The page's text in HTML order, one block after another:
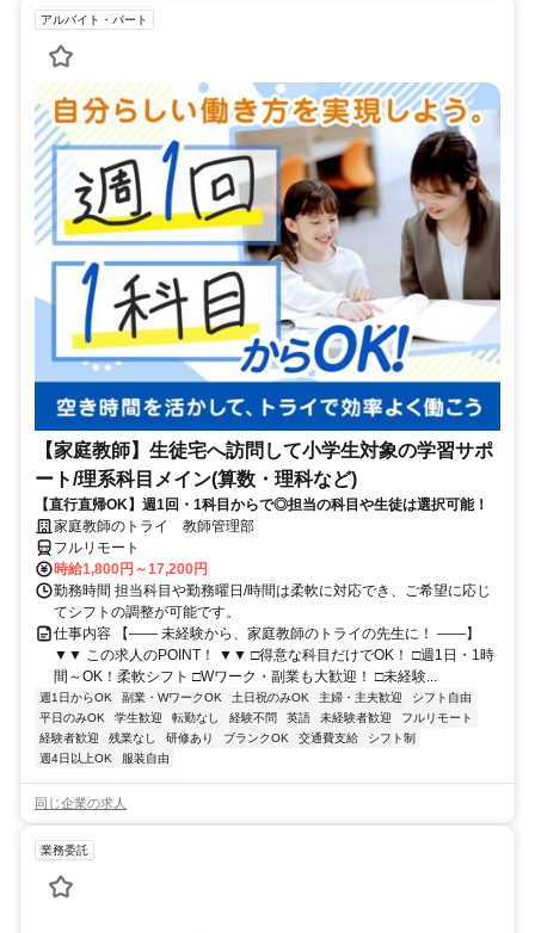
アルバイト・パート
【家庭教師】生徒宅へ訪問して小学生対象の学習サポ
ート/理系科目メイン(算数・理科など)
【直行直帰OK】週1回・1科目からで◎担当の科目や生徒は選択可能！
家庭教師のトライ 教師管理部
フルリモート
時給1,800円～17,200円
勤務時間 担当科目や勤務曜日/時間は柔軟に対応でき、ご希望に応じ
てシフトの調整が可能です。
仕事内容 【―― 未経験から、家庭教師のトライの先生に！ ――】
▼▼ この求人のPOINT！ ▼▼ □得意な科目だけでOK！ □週1日・1時
間～OK！柔軟シフト □Wワーク・副業も大歓迎！ □未経験...
週1日からOK 副業・WワークOK 土日祝のみOK 主婦・主夫歓迎
シフト自由
平日のみOK
学生歓迎 転勤なし 経験不問 英語 未経験者歓迎
フルリモート
経験者歓迎
残業なし 研修あり ブランクOK 交通費支給
シフト制
週4日以上OK
服装自由
同じ企業の求人
業務委託